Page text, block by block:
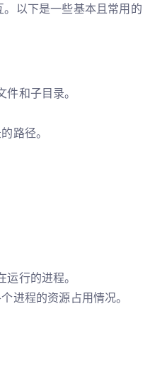
以下是一些基本且常用的
和子目录。
路径。
行的进程。
进程的资源占用情况。